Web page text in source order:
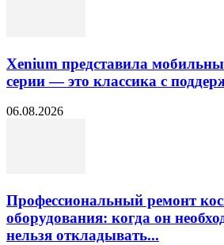
Xenium представила
серии — это классика с
06.08.2026
Профессиональный ремонт
оборудования: когда он
нельзя откладывать...